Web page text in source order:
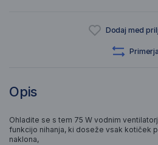
Dodaj med
Opis
Ohladite se s tem 75 W vodnim
funkcijo nihanja, ki doseže vsak kotiček
naklona,